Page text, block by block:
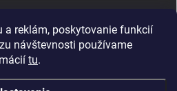
a reklám, poskytovanie funkcií
návštevnosti používame
tu.